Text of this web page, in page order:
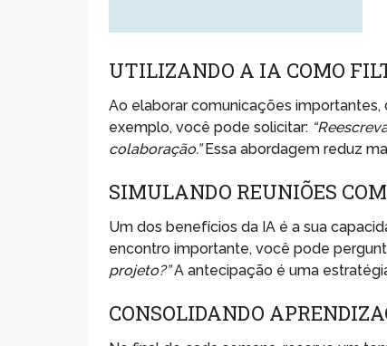
UTILIZANDO A IA COMO
Ao elaborar comunicações
exemplo, você pode solicitar:
colaboração.”Essa abordagem reduz
SIMULANDO REUNIÕES
Um dos benefícios da IA é a sua
encontro importante, você pode
projeto?”A antecipação é uma
CONSOLIDANDO